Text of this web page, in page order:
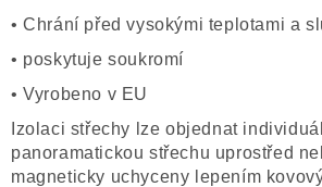
• Chrání před vysokými teplotami a
• poskytuje soukromí
• Vyrobeno v EU
Izolaci střechy lze objednat
panoramatickou střechu uprostřed
magneticky uchyceny lepením